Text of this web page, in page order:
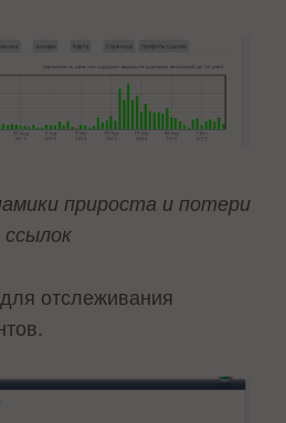
прироста и потери
ссылок
отслеживания